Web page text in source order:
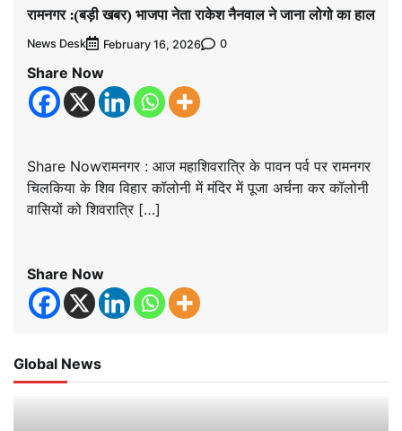
रामनगर :(बड़ी खबर) भाजपा नेता राकेश नैनवाल ने जाना लोगो का हाल
News Desk February 16, 2026 0
Share Now
Share Nowरामनगर : आज महाशिवरात्रि के पावन पर्व पर रामनगर
चिलकिया के शिव विहार कॉलोनी में मंदिर में पूजा अर्चना कर कॉलोनी
वासियों को शिवरात्रि […]
Share Now
Global News